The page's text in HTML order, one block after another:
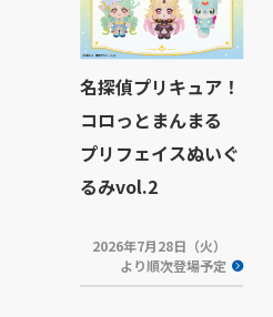
名探偵プリキュア！
コロっとまんまる
プリフェイスぬいぐ
るみvol.2
2026年7月28日（火）
より順次登場予定